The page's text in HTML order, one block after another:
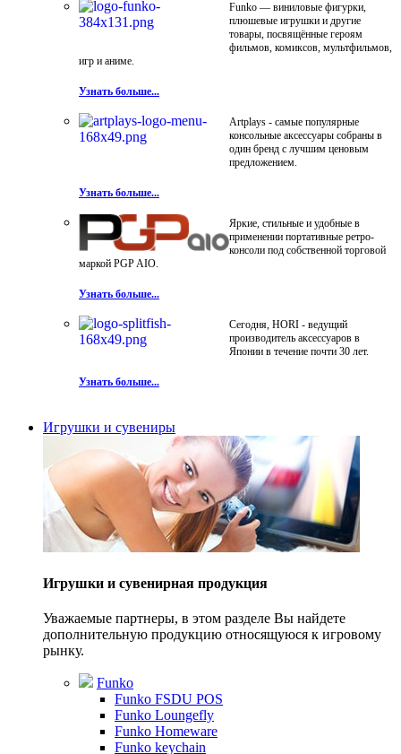
Funko — виниловые фигурки,
плюшевые игрушки и другие
товары, посвящённые героям
фильмов, комиксов, мультфильмов,
игр и аниме.
Узнать больше...
Artplays - самые популярные
консольные аксессуары собраны в
один бренд с лучшим ценовым
предложением.
Узнать больше...
Яркие, стильные и удобные в
применении портативные ретро-
консоли под собственной торговой
маркой PGP AIO.
Узнать больше...
Сегодня, HORI - ведущий
производитель аксессуаров в
Японии в течение почти 30 лет.
Узнать больше...
Игрушки и сувениры
Игрушки и сувенирная продукция
Уважаемые партнеры, в этом разделе Вы найдете
дополнительную продукцию относящуюся к игровому
рынку.
Funko
Funko FSDU POS
Funko Loungefly
Funko Homeware
Funko keychain